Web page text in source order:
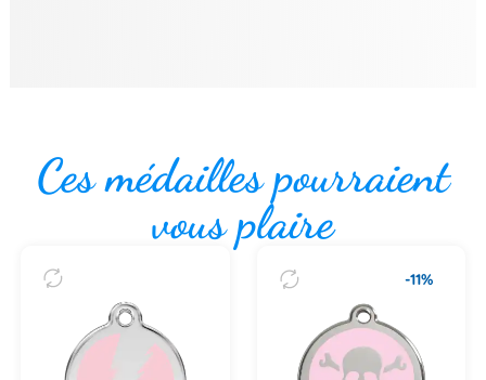
Ces médailles pourraient
vous plaire
-11%